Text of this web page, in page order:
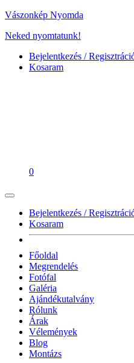
Vászonkép Nyomda
Neked nyomtatunk!
Bejelentkezés /
Kosaram
0
Bejelentkezés /
Kosaram
Főoldal
Megrendelés
Fotófal
Galéria
Ajándékutalvány
Rólunk
Árak
Vélemények
Blog
Montázs